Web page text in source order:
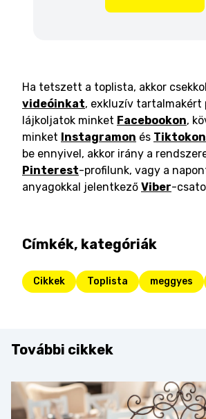
Ha tetszett a toplista, akkor
videóinkat, exkluzív tartalmakért
lájkoljatok minket Facebookon,
minket Instagramon és Tiktokon
be ennyivel, akkor irány a
Pinterest-profilunk, vagy a
anyagokkal jelentkező Viber-
Címkék, kategóriák
Cikkek Toplista meggyes
További cikkek